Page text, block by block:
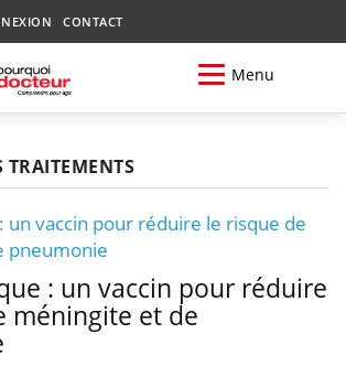
CONTACT
Menu
TRAITEMENTS
un vaccin pour réduire le risque de
pneumonie
: un vaccin pour réduire
méningite et de